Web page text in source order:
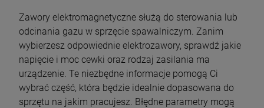
Zawory elektromagnetyczne służą do sterowania lub
odcinania gazu w sprzęcie spawalniczym. Zanim
wybierzesz odpowiednie elektrozawory, sprawdź jakie
napięcie i moc cewki oraz rodzaj zasilania ma
urządzenie. Te niezbędne informacje pomogą Ci
wybrać część, która będzie idealnie dopasowana do
sprzętu na jakim pracujesz. Błędne parametry mogą